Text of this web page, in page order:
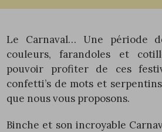
Le Carnaval… Une période
couleurs, farandoles et
pouvoir profiter de ces
confetti’s de mots et
que nous vous proposons.
Binche et son incroyable